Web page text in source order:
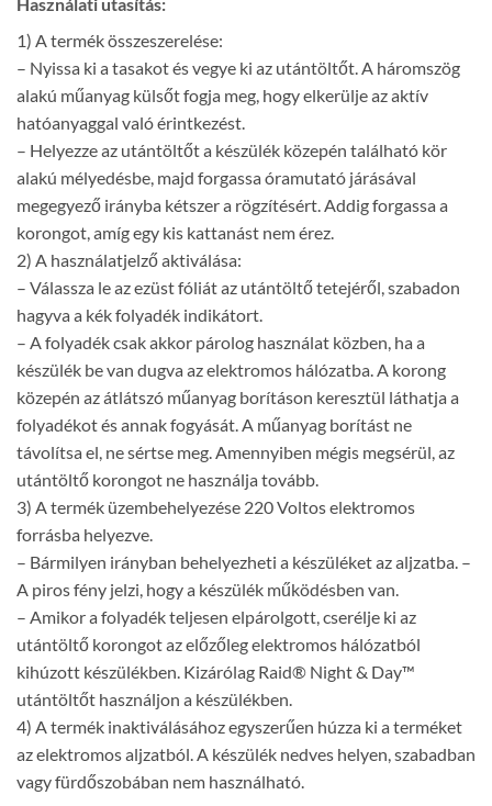
1) A termék összeszerelése:
– Nyissa ki a tasakot és vegye ki az utántöltőt. A háromszög
alakú műanyag külsőt fogja meg, hogy elkerülje az aktív
hatóanyaggal való érintkezést.
– Helyezze az utántöltőt a készülék közepén található kör
alakú mélyedésbe, majd forgassa óramutató járásával
megegyező irányba kétszer a rögzítésért. Addig forgassa a
korongot, amíg egy kis kattanást nem érez.
2) A használatjelző aktiválása:
– Válassza le az ezüst fóliát az utántöltő tetejéről, szabadon
hagyva a kék folyadék indikátort.
– A folyadék csak akkor párolog használat közben, ha a
készülék be van dugva az elektromos hálózatba. A korong
közepén az átlátszó műanyag borításon keresztül láthatja a
folyadékot és annak fogyását. A műanyag borítást ne
távolítsa el, ne sértse meg. Amennyiben mégis megsérül, az
utántöltő korongot ne használja tovább.
3) A termék üzembehelyezése 220 Voltos elektromos
forrásba helyezve.
– Bármilyen irányban behelyezheti a készüléket az aljzatba. –
A piros fény jelzi, hogy a készülék működésben van.
– Amikor a folyadék teljesen elpárolgott, cserélje ki az
utántöltő korongot az előzőleg elektromos hálózatból
kihúzott készülékben. Kizárólag Raid® Night & Day™
utántöltőt használjon a készülékben.
4) A termék inaktiválásához egyszerűen húzza ki a terméket
az elektromos aljzatból. A készülék nedves helyen, szabadban
vagy fürdőszobában nem használható.